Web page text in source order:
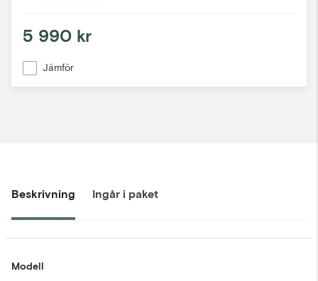
5 990 kr
Jämför
Beskrivning Ingår i paket
Modell